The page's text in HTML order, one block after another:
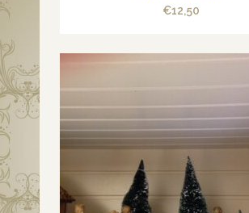
€12,50